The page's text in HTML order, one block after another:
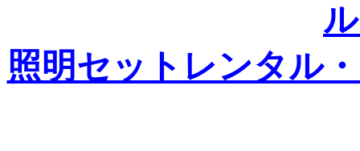
照明セットレンタル